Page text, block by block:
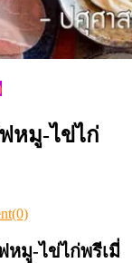
ฟหมู-ไข่ไก่
ฟหมู-ไข่ไก่พรีเมี่